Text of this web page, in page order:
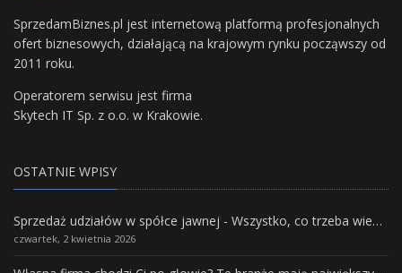
SprzedamBiznes.pl jest internetową platformą profesjonalnych
ofert biznesowych, działającą na krajowym rynku począwszy od
2011 roku.
Operatorem serwisu jest firma
Skytech IT Sp. z o.o. w Krakowie.
OSTATNIE WPISY
Sprzedaż udziałów w spółce jawnej - Wszystko, co trzeba wiedzieć.
czwartek, 2 kwietnia 2026